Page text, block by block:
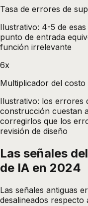
Tasa de errores de
Ilustrativo: 4-5 de
punto de entrada
función irrelevante
6x
Multiplicador del
Ilustrativo: los errores
construcción cuestan
corregirlos que los
revisión de diseño
Las señales
de IA en 2024
Las señales antiguas
desalineados